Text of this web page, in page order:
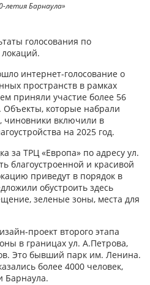
летия Барнаула»
голосования по
локаций.
интернет-голосование о
пространств в рамках
приняли участие более 56
Объекты, которые набрали
чиновники включили в
на 2025 год.
за ТРЦ «Европа» по адресу ул.
благоустроенной и красивой
приведут в порядок в
обустроить здесь
зеленые зоны, места для
проект второго этапа
в границах ул. А.Петрова,
Это бывший парк им. Ленина.
более 4000 человек,
Барнаула.